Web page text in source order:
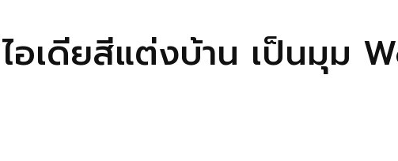
อเดียสีแต่งบ้าน เป็นมุม